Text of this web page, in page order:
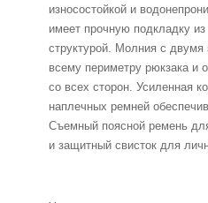
износостойкой и
имеет прочную подкладку
структурой. Молния с
всему периметру рюкзака и
со всех сторон. Усиленная
наплечных ремней
Съемный поясной ремень
и защитный свисток для